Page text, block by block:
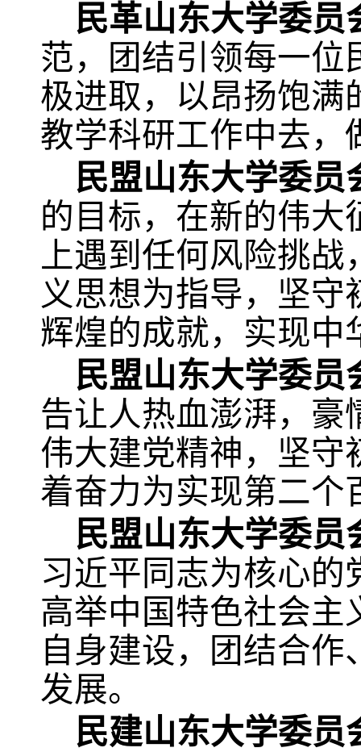
民革山东大学委员
范，团结引领每一位
极进取，以昂扬饱满
教学科研工作中去，
民盟山东大学委员
的目标，在新的伟大
上遇到任何风险挑战
义思想为指导，坚
辉煌的成就，实现中
民盟山东大学委员
告让人热血澎湃，豪
伟大建党精神，坚守
着奋力为实现第二个
民盟山东大学委员
习近平同志为核心
高举中国特色社会主
自身建设，团结合
发展。
民建山东大学委员